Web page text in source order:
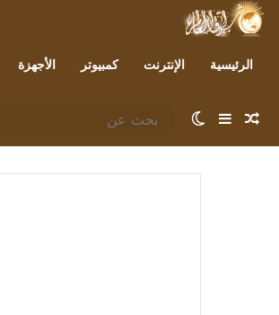
الرئيسية الإنترنت كمبيوتر الأجهزة
مقال عشوائي
إضافة عمود جانبي
الوضع المظلم